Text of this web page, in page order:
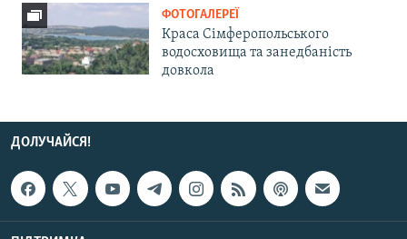
ФОТОГАЛЕРЕЇ
Краса Сімферопольського
водосховища та занедбаність
довкола
ДОЛУЧАЙСЯ!